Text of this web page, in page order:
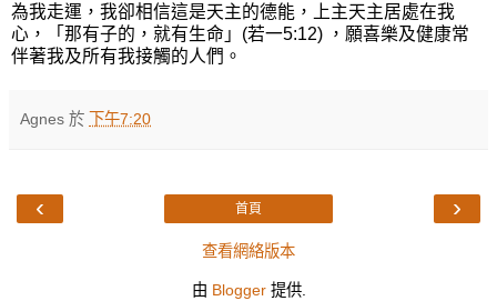
為我走運，我卻相信這是天主的德能，上主天主居處在我
心，「那有子的，就有生命」(若一5:12) ，願喜樂及健康常
伴著我及所有我接觸的人們。
Agnes 於 下午7:20
‹ ›
首頁
查看網絡版本
由 Blogger提供.